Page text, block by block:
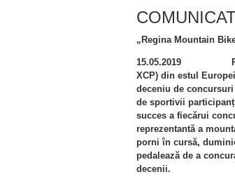
„Regina Mountain
15.05.2019
XCP) din estul
deceniu de
de sportivii
succes a fiecărui
reprezentantă a
porni în cursă,
pedalează de a
decenii.